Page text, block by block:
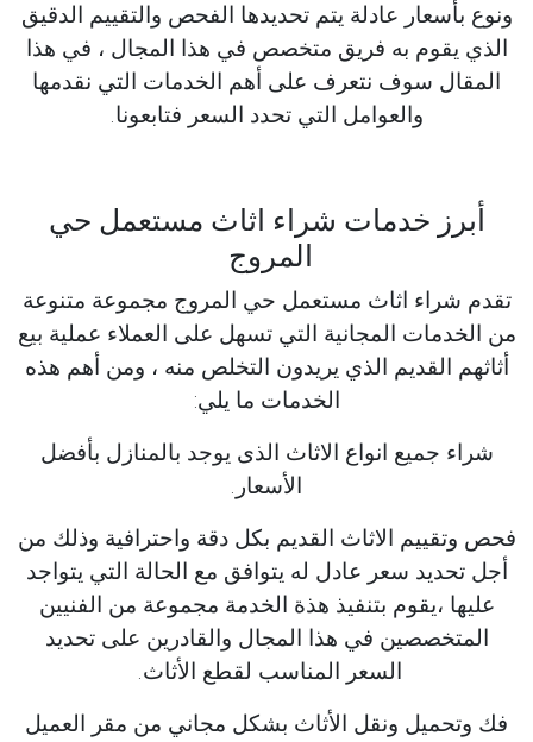
ونوع بأسعار عادلة يتم تحديدها الفحص والتقييم الدقيق
الذي يقوم به فريق متخصص في هذا المجال ، في هذا
المقال سوف نتعرف على أهم الخدمات التي نقدمها
والعوامل التي تحدد السعر فتابعونا.
أبرز خدمات شراء اثاث مستعمل حي
المروج
تقدم شراء اثاث مستعمل حي المروج مجموعة متنوعة
من الخدمات المجانية التي تسهل على العملاء عملية بيع
أثاثهم القديم الذي يريدون التخلص منه ، ومن أهم هذه
الخدمات ما يلي:
شراء جميع انواع الاثاث الذى يوجد بالمنازل بأفضل
الأسعار.
فحص وتقييم الاثاث القديم بكل دقة واحترافية وذلك من
أجل تحديد سعر عادل له يتوافق مع الحالة التي يتواجد
عليها ،يقوم بتنفيذ هذة الخدمة مجموعة من الفنيين
المتخصصين في هذا المجال والقادرين على تحديد
السعر المناسب لقطع الأثاث.
فك وتحميل ونقل الأثاث بشكل مجاني من مقر العميل